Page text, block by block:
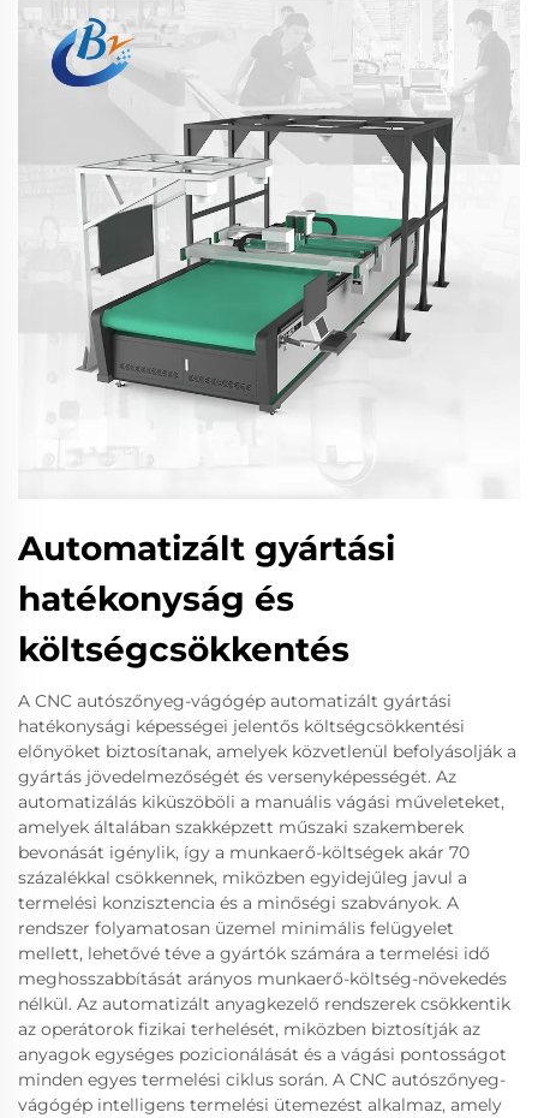
Automatizált gyártási
hatékonyság és
költségcsökkentés
A CNC autószőnyeg-vágógép automatizált gyártási
hatékonysági képességei jelentős költségcsökkentési
előnyöket biztosítanak, amelyek közvetlenül befolyásolják a
gyártás jövedelmezőségét és versenyképességét. Az
automatizálás kiküszöböli a manuális vágási műveleteket,
amelyek általában szakképzett műszaki szakemberek
bevonását igénylik, így a munkaerő-költségek akár 70
százalékkal csökkennek, miközben egyidejűleg javul a
termelési konzisztencia és a minőségi szabványok. A
rendszer folyamatosan üzemel minimális felügyelet
mellett, lehetővé téve a gyártók számára a termelési idő
meghosszabbítását arányos munkaerő-költség-növekedés
nélkül. Az automatizált anyagkezelő rendszerek csökkentik
az operátorok fizikai terhelését, miközben biztosítják az
anyagok egységes pozicionálását és a vágási pontosságot
minden egyes termelési ciklus során. A CNC autószőnyeg-
vágógép intelligens termelési ütemezést alkalmaz, amely